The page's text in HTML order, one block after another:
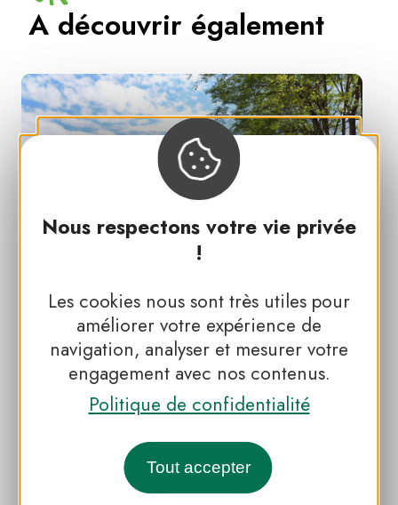
Nous respectons votre vie privée
!
Les cookies nous sont très utiles pour
améliorer votre expérience de
navigation, analyser et mesurer votre
engagement avec nos contenus.
Politique de confidentialité
Tout accepter
A découvrir également
#CAMPAGNE
Parc naturel régional du
Perche, terre de randonnées